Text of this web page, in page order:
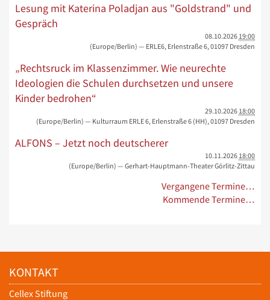
Lesung mit Katerina Poladjan aus "Goldstrand" und
Gespräch
08.10.2026 19:00
(Europe/Berlin) — ERLE6, Erlenstraße 6, 01097 Dresden
„Rechtsruck im Klassenzimmer. Wie neurechte
Ideologien die Schulen durchsetzen und unsere
Kinder bedrohen“
29.10.2026 18:00
(Europe/Berlin) — Kulturraum ERLE 6, Erlenstraße 6 (HH), 01097 Dresden
ALFONS – Jetzt noch deutscherer
10.11.2026 18:00
(Europe/Berlin) — Gerhart-Hauptmann-Theater Görlitz-Zittau
Vergangene Termine…
Kommende Termine…
KONTAKT
Cellex Stiftung